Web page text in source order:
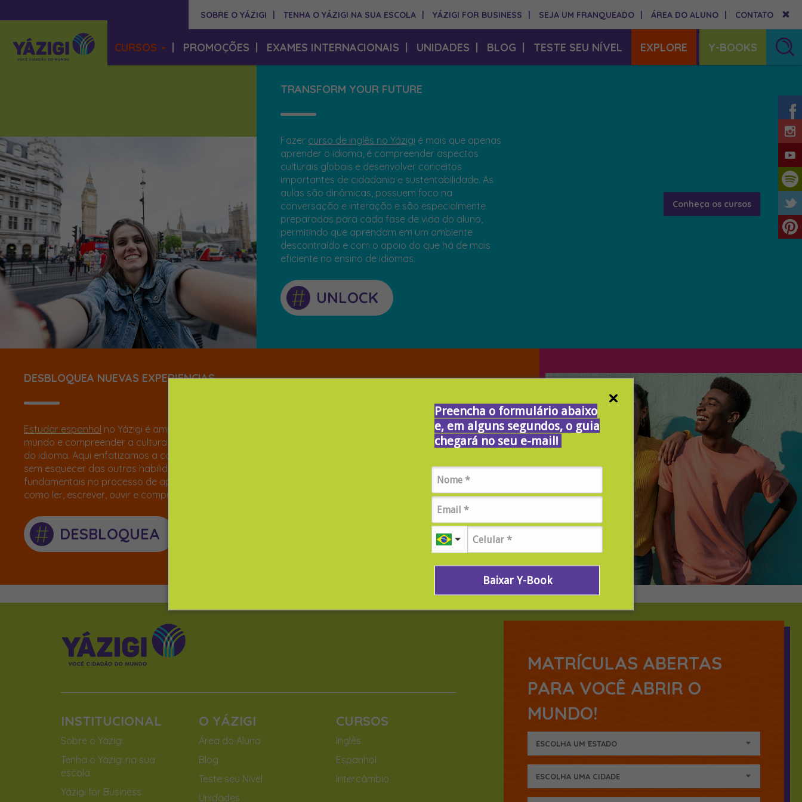
Preencha o formulário abaixo
e, em alguns segundos, o guia
chegará no seu e-mail!
Baixar Y-Book
SOBRE O YÁZIGI TENHA O YÁZIGI NA SUA ESCOLA YÁZIGI FOR BUSINESS SEJA UM FRANQUEADO ÁREA DO ALUNO CONTATO
CURSOS PROMOÇÕES EXAMES INTERNACIONAIS UNIDADES BLOG TESTE SEU NÍVEL EXPLORE Y-BOOKS
TRANSFORM YOUR FUTURE
Fazer curso de inglês no Yázigi é mais que apenas
aprender o idioma, é compreender aspectos
culturais globais e desenvolver conceitos
importantes de cidadania e sustentabilidade. As
aulas são dinâmicas, possuem foco na
conversação e interação e são especialmente
preparadas para cada fase de vida do aluno,
permitindo que aprendam em um ambiente
descontraído e com o apoio do que há de mais
eficiente no ensino de idiomas.
# UNLOCK
Conheça os cursos
DESBLOQUEA NUEVAS EXPERIENCIAS
Estudar espanhol no Yázigi é ampliar a visão de
mundo e compreender a cultura e a diversidade
do idioma. Aqui enfatizamos a comunicação oral,
sem esquecer das outras habilidades
fundamentais no processo de aprendizagem,
como ler, escrever, ouvir e compreender.
# DESBLOQUEA
Conheça os cursos
INSTITUCIONAL
Sobre o Yázigi
Tenha o Yázigi na sua
escola
Yázigi for Business
O YÁZIGI
Área do Aluno
Blog
Teste seu Nível
Unidades
CURSOS
Inglês
Espanhol
Intercâmbio
MATRÍCULAS ABERTAS
PARA VOCÊ ABRIR O
MUNDO!
ESCOLHA UM ESTADO
ESCOLHA UMA CIDADE